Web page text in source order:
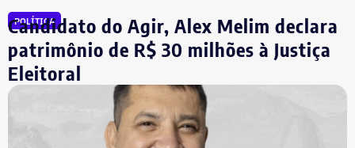
imediata execução da sentença. Além da comunicação à
Justiça Eleitoral, o órgão pede a inclusão do nome de
Garotinho no Cadastro Nacional de Condenados por Ato
de Improbidade Administrativa.
Garotinho também foi multado
POLÍTICA
Candidato do Agir, Alex Melim declara
patrimônio de R$ 30 milhões à Justiça
Eleitoral